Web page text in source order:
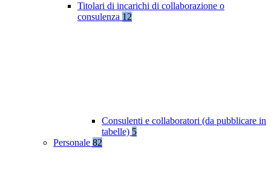
Titolari di incarichi di collaborazione o
consulenza 12
Consulenti e collaboratori (da pubblicare in
tabelle) 5
Personale 82